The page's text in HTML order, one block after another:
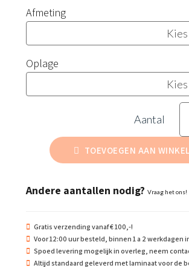
Afmeting
Oplage
TOEVOEGEN AAN
Andere aantallen nodig? Vraag het ons!
Gratis verzending vanaf € 100,-!
Voor 12:00 uur besteld, binnen 1 a 2 werkdagen
Spoed levering mogelijk in overleg, neem
Altijd standaard geleverd met laminaat voor de